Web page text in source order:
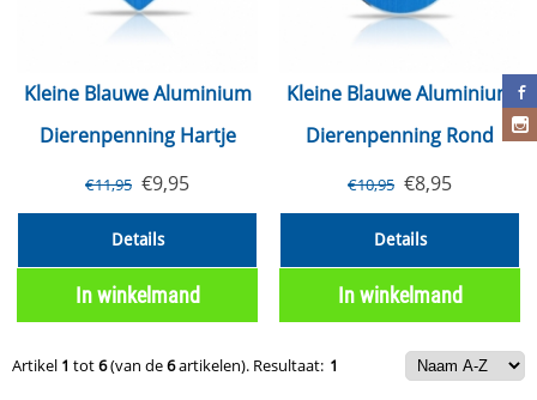
Kleine Blauwe Aluminium
Dierenpenning Hartje
€11,95 €9,95
Details
In winkelmand
Kleine Blauwe Aluminium
Dierenpenning Rond
€10,95 €8,95
Details
In winkelmand
Artikel 1 tot6(van de6artikelen). Resultaat: 1